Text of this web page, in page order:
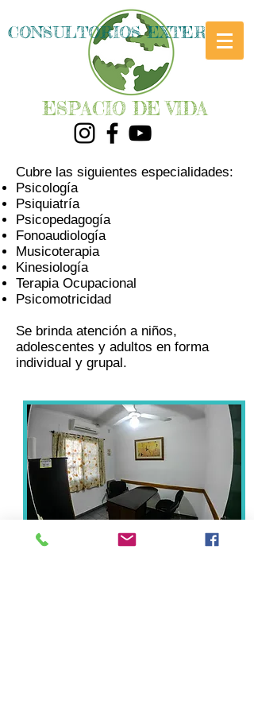
ESPACIO DE VIDA
CONSULTORIOS EXTERNOS
Cubre las siguientes especialidades:
Psicología
Psiquiatría
Psicopedagogía
Fonoaudiología
Musicoterapia
Kinesiología
Terapia Ocupacional
Psicomotricidad
Se brinda atención a niños,
adolescentes y adultos en forma
individual y grupal.